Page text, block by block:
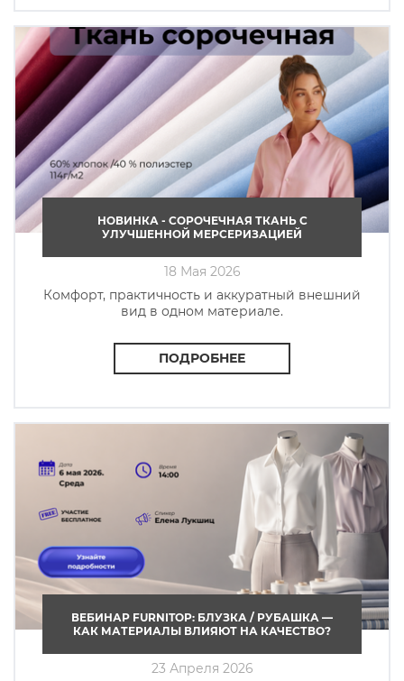
НОВИНКА - СОРОЧЕЧНАЯ ТКАНЬ C
УЛУЧШЕННОЙ МЕРСЕРИЗАЦИЕЙ
18 Мая 2026
Комфорт, практичность и аккуратный внешний
вид в одном материале.
ПОДРОБНЕЕ
ВЕБИНАР FURNITOP: БЛУЗКА / РУБАШКА —
КАК МАТЕРИАЛЫ ВЛИЯЮТ НА КАЧЕСТВО?
23 Апреля 2026